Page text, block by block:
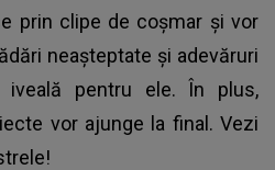
prin clipe de coșmar și vor
neașteptate și adevăruri
pentru ele. În plus,
vor ajunge la final. Vezi